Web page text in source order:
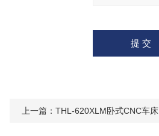
上一篇： THL-620XLM卧式CNC车床